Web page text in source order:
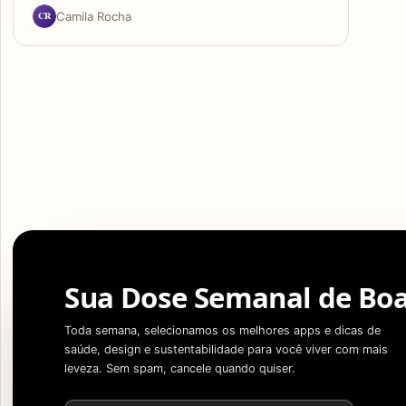
CR Camila Rocha
Sua Dose Semanal de
Toda semana, selecionamos os melhores apps e dicas de
saúde, design e sustentabilidade para você viver com mais
leveza. Sem spam, cancele quando quiser.